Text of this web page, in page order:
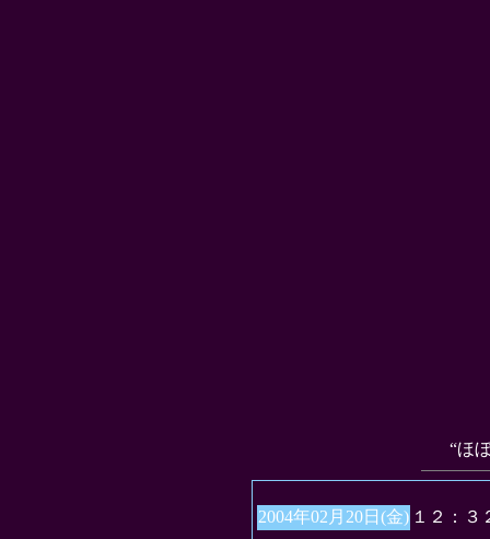
“ほ
2004年02月20日(金) １２：３